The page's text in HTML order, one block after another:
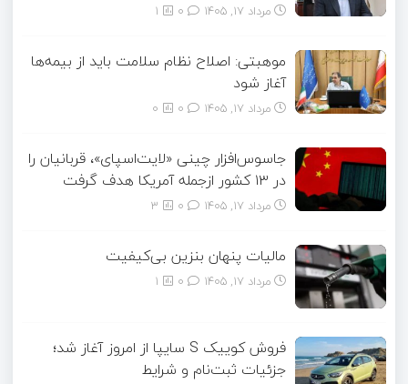
مرداد ۱۷, ۱۴۰۵ 1
موهبتی: اصلاح نظام سلامت باید از بیمه‌ها
آغاز شود
مرداد ۱۷, ۱۴۰۵ 0
جاسوس‌افزار چینی «لایت‌اسپای»، قربانیان را
در ۱۳ کشور ازجمله آمریکا هدف گرفت
مرداد ۱۷, ۱۴۰۵ 3
مالیات پنهان بنزین بی‌کیفیت
مرداد ۱۷, ۱۴۰۵ 1
فروش کوییک S سایپا از امروز آغاز شد؛
جزئیات ثبت‌نام و شرایط